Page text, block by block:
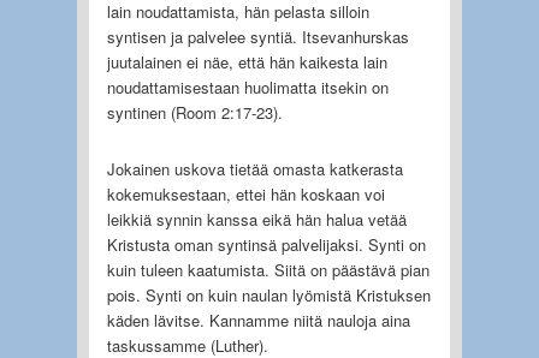
lain noudattamista, hän pelasta silloin
syntisen ja palvelee syntiä. Itsevanhurskas
juutalainen ei näe, että hän kaikesta lain
noudattamisestaan huolimatta itsekin on
syntinen (Room 2:17-23).
Jokainen uskova tietää omasta katkerasta
kokemuksestaan, ettei hän koskaan voi
leikkiä synnin kanssa eikä hän halua vetää
Kristusta oman syntinsä palvelijaksi. Synti on
kuin tuleen kaatumista. Siitä on päästävä pian
pois. Synti on kuin naulan lyömistä Kristuksen
käden lävitse. Kannamme niitä nauloja aina
taskussamme (Luther).